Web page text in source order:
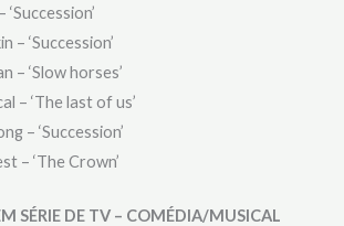
– ‘Succession’
– ‘Slow horses’
– ‘The last of us’
– ‘Succession’
– ‘The Crown’
SÉRIE DE TV – COMÉDIA/MUSICAL